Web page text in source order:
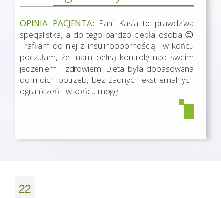
OPINIA PACJENTA: Pani Kasia to prawdziwa
specjalistka, a do tego bardzo ciepła osoba 😊
Trafiłam do niej z insulinoopornością i w końcu
poczułam, że mam pełną kontrolę nad swoim
jedzeniem i zdrowiem. Dieta była dopasowana
do moich potrzeb, bez żadnych ekstremalnych
ograniczeń - w końcu mogę ...
22